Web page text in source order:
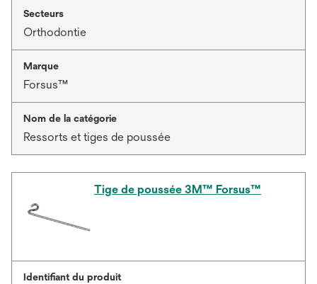
Secteurs
Orthodontie
Marque
Forsus™
Nom de la catégorie
Ressorts et tiges de poussée
Tige de poussée 3M™ Forsus™
Identifiant du produit